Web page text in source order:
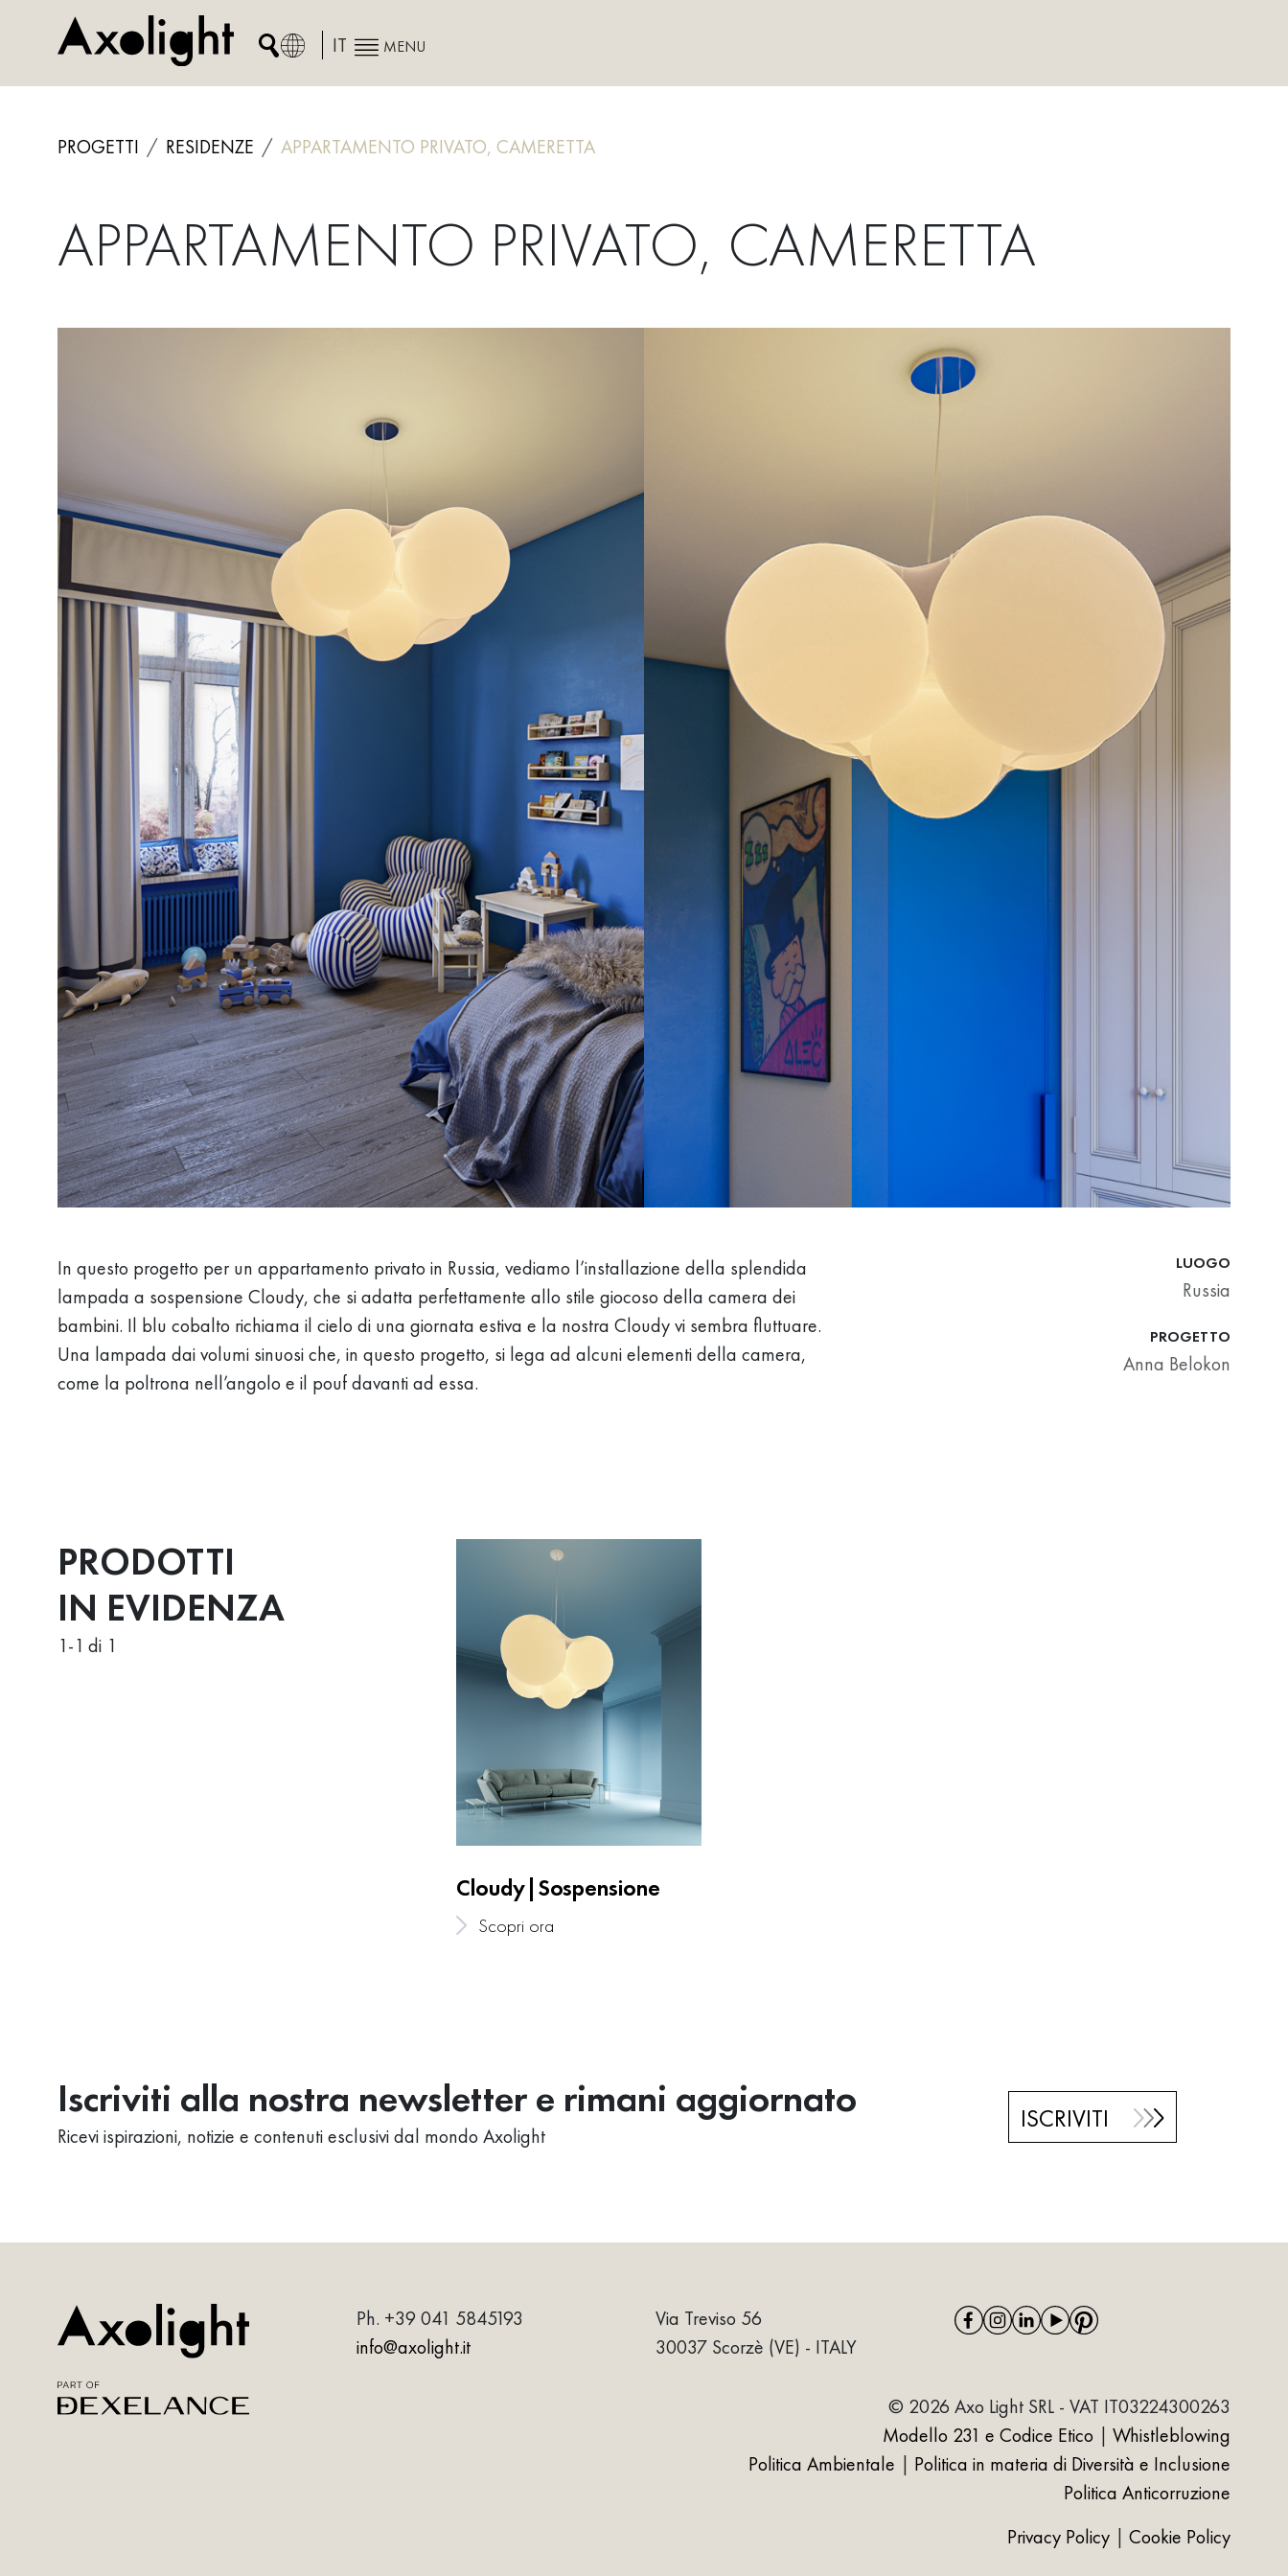
IT MENU
PROGETTI RESIDENZE APPARTAMENTO PRIVATO, CAMERETTA
APPARTAMENTO PRIVATO, CAMERETTA
In questo progetto per un appartamento privato in Russia, vediamo l’installazione della splendida
lampada a sospensione Cloudy, che si adatta perfettamente allo stile giocoso della camera dei
bambini. Il blu cobalto richiama il cielo di una giornata estiva e la nostra Cloudy vi sembra fluttuare.
Una lampada dai volumi sinuosi che, in questo progetto, si lega ad alcuni elementi della camera,
come la poltrona nell’angolo e il pouf davanti ad essa.
LUOGO
Russia
PROGETTO
Anna Belokon
PRODOTTI
IN EVIDENZA
1-1 di 1
Cloudy|Sospensione
Scopri ora
Iscriviti alla nostra newsletter e rimani aggiornato
Ricevi ispirazioni, notizie e contenuti esclusivi dal mondo Axolight
ISCRIVITI
Ph. +39 041 5845193
info@axolight.it
Via Treviso 56
30037 Scorzè (VE) - ITALY
© 2026 Axo Light SRL - VAT IT03224300263
Modello 231 e Codice Etico | Whistleblowing
Politica Ambientale | Politica in materia di Diversità e Inclusione
Politica Anticorruzione
Privacy Policy | Cookie Policy